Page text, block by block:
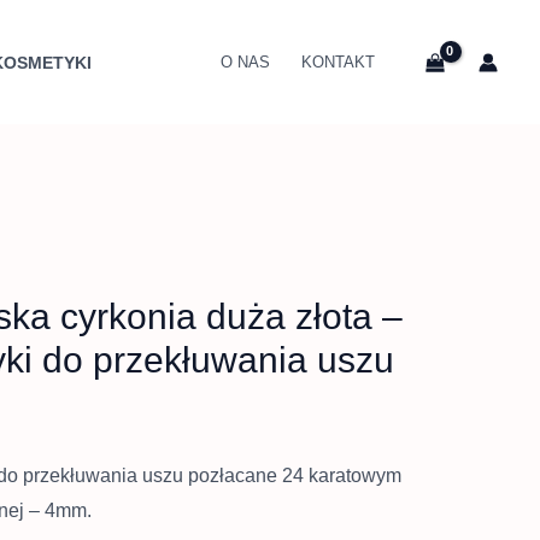
O NAS KONTAKT
cyrkonia duża złota –
do przekłuwania uszu
przekłuwania uszu pozłacane 24 karatowym
– 4mm.